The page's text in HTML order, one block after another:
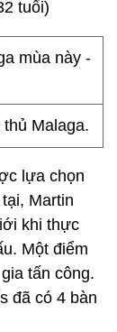
tuổi)
Malaga.
lựa chọn
Martin
khi thực
Một điểm
tấn công.
đã có 4 bàn